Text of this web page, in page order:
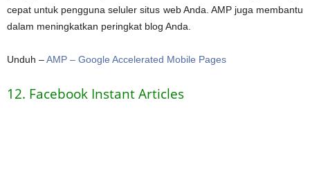
cepat untuk pengguna seluler situs web Anda. AMP juga membantu
dalam meningkatkan peringkat blog Anda.
Unduh –AMP – Google Accelerated Mobile Pages
12. Facebook Instant Articles